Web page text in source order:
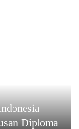
Diploma